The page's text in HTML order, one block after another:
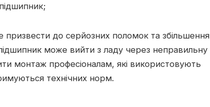
призвести до серйозних поломок та збільшення
може вийти з ладу через неправильну
монтаж професіоналам, які використовують
технічних норм.